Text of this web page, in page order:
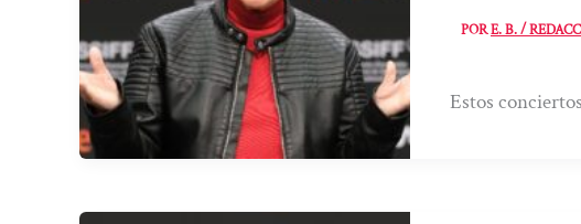
PORE. B. /
Estos